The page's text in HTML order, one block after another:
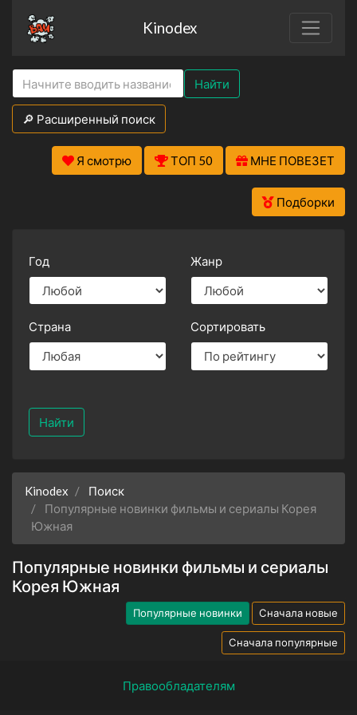
Kinodex
Найти
🔎 Расширенный поиск
Я смотрю ТОП 50 МНЕ ПОВЕЗЕТ
Подборки
Год Жанр
Страна Сортировать
Найти
Kinodex
Поиск
Популярные новинки фильмы и сериалы Корея
Южная
Популярные новинки фильмы и сериалы
Корея Южная
Популярные новинки Сначала новые
Сначала популярные
Правообладателям